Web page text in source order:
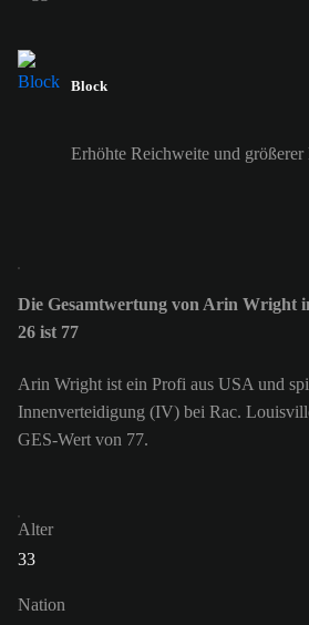
Block
Erhöhte Reichweite und
Die Gesamtwertung von Arin Wright
26 ist 77
Arin Wright ist ein Profi aus USA und
Innenverteidigung (IV) bei Rac.
GES-Wert von 77.
Alter
33
Nation